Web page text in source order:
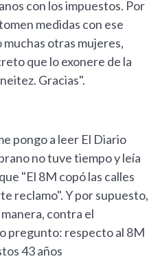
con los impuestos. Por
medidas con ese
otras mujeres,
que lo exonere de la
Gracias".
pongo a leer El Diario
no tuve tiempo y leía
"El 8M copó las calles
reclamo". Y por supuesto,
contra el
pregunto: respecto al 8M
43 años